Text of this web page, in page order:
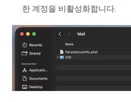
한 계정을 비활성화합니다.